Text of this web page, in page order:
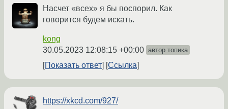
Насчет «всех» я бы поспорил. Как
говорится будем искать.
kong
30.05.2023 12:08:15 +00:00 автор топика
Показать ответ Ссылка
https://xkcd.com/927/